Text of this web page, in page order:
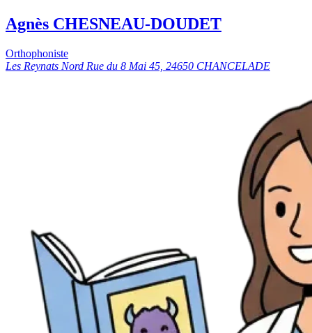
Agnès CHESNEAU-DOUDET
Orthophoniste
Les Reynats Nord Rue du 8 Mai 45, 24650 CHANCELADE